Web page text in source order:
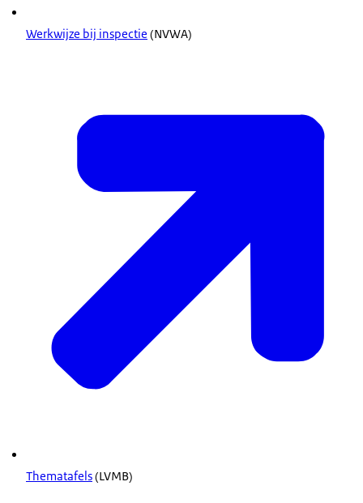
Werkwijze bij inspectie (NVWA)
Thematafels(LVMB)